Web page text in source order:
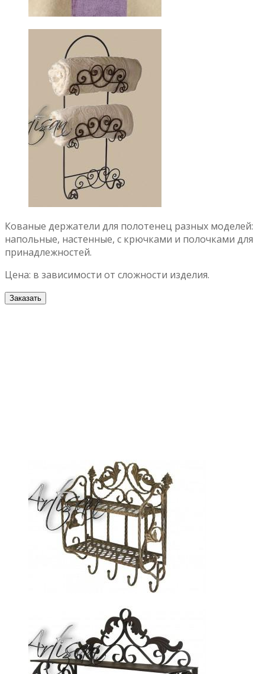
Кованые держатели для полотенец разных моделей:
напольные, настенные, с крючками и полочками для
принадлежностей.
Цена: в зависимости от сложности изделия.
Заказать